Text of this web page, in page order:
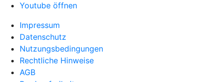
Youtube öffnen
Impressum
Datenschutz
Nutzungsbedingungen
Rechtliche Hinweise
AGB